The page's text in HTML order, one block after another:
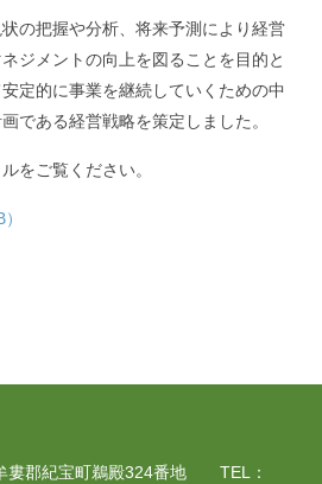
の把握や分析、将来予測により経営
ジメントの向上を図ることを目的と
定的に事業を継続していくための中
である経営戦略を策定しました。
をご覧ください。
婁郡紀宝町鵜殿324番地 TEL：